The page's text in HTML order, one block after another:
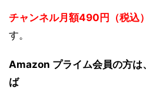
チャンネル月額490円（税込）
す。
Amazon プライム会員の方は
ば